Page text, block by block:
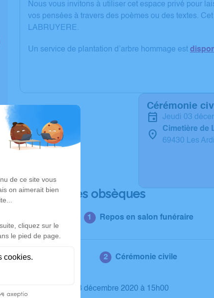
Nous vous invitons à utiliser cet espace privé pour
vos pensées à travers des poèmes ou des textes.
LABRUYERE.
Un service de plantation d’arbre hommage est
Cérémonie
jeudi 03
Cimetière de
69430 Les
Déroulé des obsèques
Repos en salon funéraire
Cérémonie civile
Le jeudi 03 décembre 2020 à 15h00